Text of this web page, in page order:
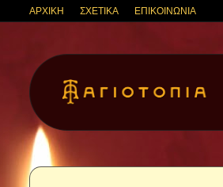
ΑΡΧΙΚΗ ΣΧΕΤΙΚΑ ΕΠΙΚΟΙΝΩΝΙΑ